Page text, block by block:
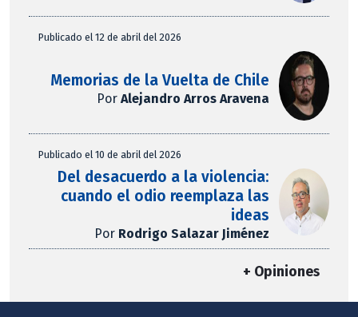
Publicado el 12 de abril del 2026
Memorias de la Vuelta de Chile
PorAlejandro Arros Aravena
Publicado el 10 de abril del 2026
Del desacuerdo a la violencia:
cuando el odio reemplaza las
ideas
Por Rodrigo Salazar Jiménez
+ Opiniones